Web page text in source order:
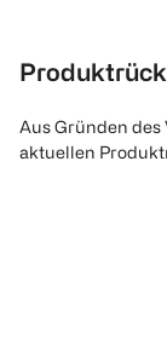
Aus Gründen
aktuellen